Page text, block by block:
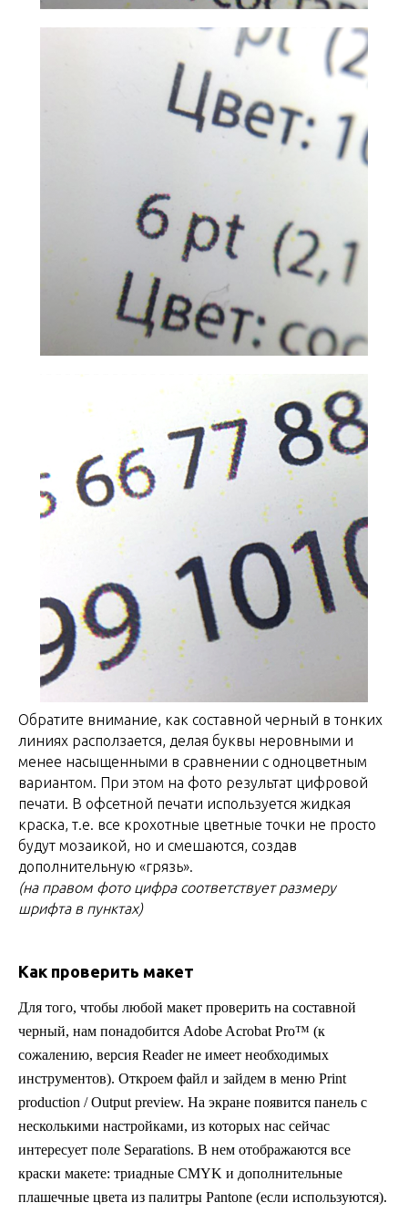
Обратите внимание, как составной черный в тонких
линиях расползается, делая буквы неровными и
менее насыщенными в сравнении с одноцветным
вариантом. При этом на фото результат цифровой
печати. В офсетной печати используется жидкая
краска, т.е. все крохотные цветные точки не просто
будут мозаикой, но и смешаются, создав
дополнительную «грязь».
(на правом фото цифра соответствует размеру
шрифта в пунктах)
Как проверить макет
Для того, чтобы любой макет проверить на составной
черный, нам понадобится Adobe Acrobat Pro™ (к
сожалению, версия Reader не имеет необходимых
инструментов). Откроем файл и зайдем в меню Print
production / Output preview. На экране появится панель с
несколькими настройками, из которых нас сейчас
интересует поле Separations. В нем отображаются все
краски макете: триадные CMYK и дополнительные
плашечные цвета из палитры Pantone (если используются).